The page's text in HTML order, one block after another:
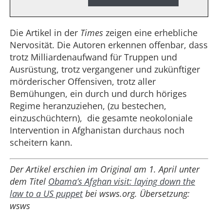
Die Artikel in der Times zeigen eine erhebliche
Nervosität. Die Autoren erkennen offenbar, dass
trotz Milliardenaufwand für Truppen und
Ausrüstung, trotz vergangener und zukünftiger
mörderischer Offensiven, trotz aller
Bemühungen, ein durch und durch höriges
Regime heranzuziehen, (zu bestechen,
einzuschüchtern), die gesamte neokoloniale
Intervention in Afghanistan durchaus noch
scheitern kann.
Der Artikel erschien im Original am 1. April unter
dem Titel Obama’s Afghan visit: laying down the
law to a US puppetbei wsws.org. Übersetzung:
wsws